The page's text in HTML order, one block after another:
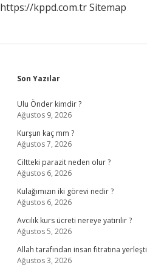
https://kppd.com.trSitemap
Sidebar
Son Yazılar
Ulu Önder kimdir ?
Ağustos 9, 2026
Kurşun kaç mm ?
Ağustos 7, 2026
Ciltteki parazit neden olur ?
Ağustos 6, 2026
Kulağımızın iki görevi nedir ?
Ağustos 6, 2026
Avcılık kurs ücreti nereye yatırılır ?
Ağustos 5, 2026
Allah tarafından insan fıtratına
Ağustos 3, 2026